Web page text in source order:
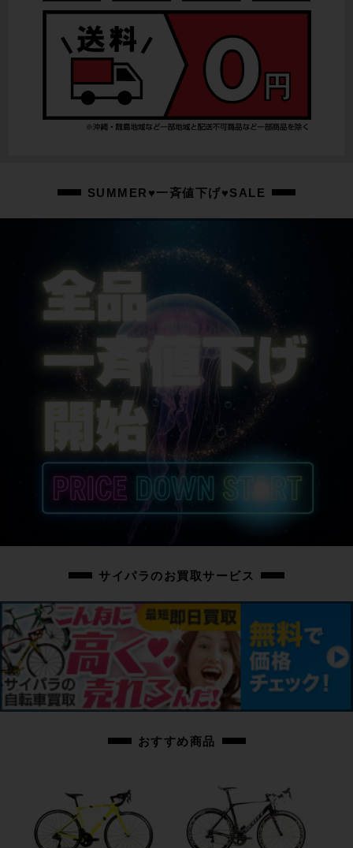
SUMMER♥一斉値下げ♥SALE
サイパラのお買取サービス
おすすめ商品